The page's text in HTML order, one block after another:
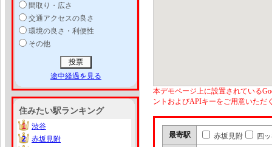
間取り・広さ
交通アクセスの良さ
環境の良さ・利便性
その他
途中経過を見る
住みたい駅ランキング
1
1
渋谷
2
2
赤坂見附
本デモページ上に設置されている
ントおよびAPIキーをご用意いただ
最寄駅 赤坂見附 四